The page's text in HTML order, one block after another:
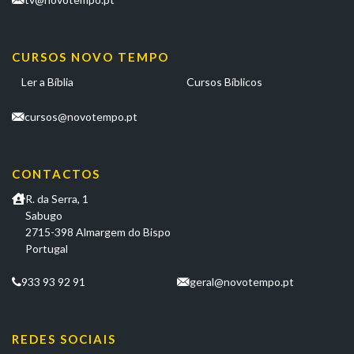
CURSOS NOVO TEMPO
Ler a Bíblia Cursos Bíblicos
cursos@novotempo.pt
CONTACTOS
R. da Serra, 1
Sabugo
2715-398 Almargem do Bispo
Portugal
933 93 92 91 geral@novotempo.pt
REDES SOCIAIS